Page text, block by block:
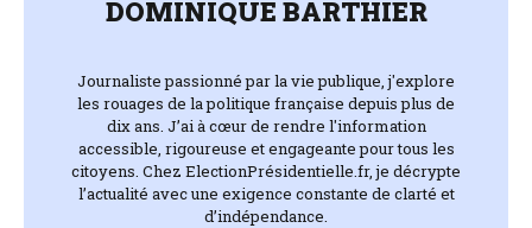
DOMINIQUE BARTHIER
Journaliste passionné par la vie publique, j'explore
les rouages de la politique française depuis plus de
dix ans. J’ai à cœur de rendre l'information
accessible, rigoureuse et engageante pour tous les
citoyens. Chez ElectionPrésidentielle.fr, je décrypte
l’actualité avec une exigence constante de clarté et
d’indépendance.